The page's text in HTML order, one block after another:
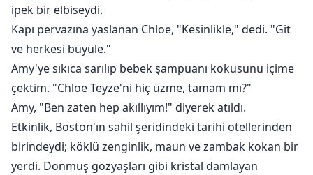
ipek bir elbiseydi.
Kapı pervazına yaslanan Chloe, "Kesinlikle," dedi. "Git
ve herkesi büyüle."
Amy'ye sıkıca sarılıp bebek şampuanı kokusunu içime
çektim. "Chloe Teyze'ni hiç üzme, tamam mı?"
Amy, "Ben zaten hep akıllıyım!" diyerek atıldı.
Etkinlik, Boston'ın sahil şeridindeki tarihi otellerinden
birindeydi; köklü zenginlik, maun ve zambak kokan bir
yerdi. Donmuş gözyaşları gibi kristal damlayan